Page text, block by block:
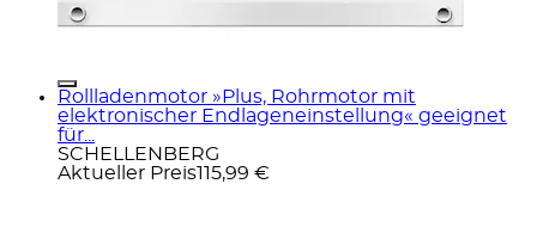
Rollladenmotor »Plus, Rohrmotor mit
elektronischer Endlageneinstellung« geeignet
für...
SCHELLENBERG
Aktueller Preis115,99 €